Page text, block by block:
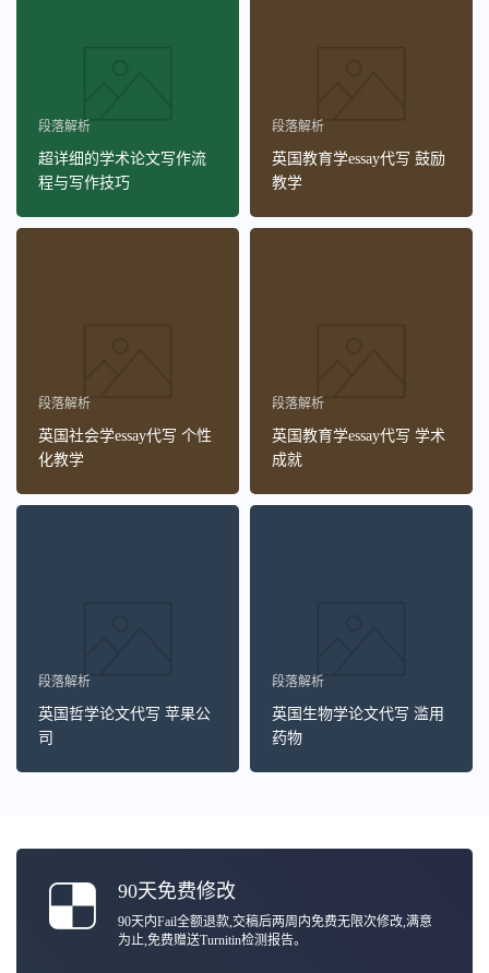
段落解析
超详细的学术论文写作流
程与写作技巧
段落解析
英国教育学essay代写 鼓励
教学
段落解析
英国社会学essay代写 个性
化教学
段落解析
英国教育学essay代写 学术
成就
段落解析
英国哲学论文代写 苹果公
司
段落解析
英国生物学论文代写 滥用
药物
90天免费修改
90天内Fail全额退款,交稿后两周内免费无限次修改,满意
为止,免费赠送Turnitin检测报告。